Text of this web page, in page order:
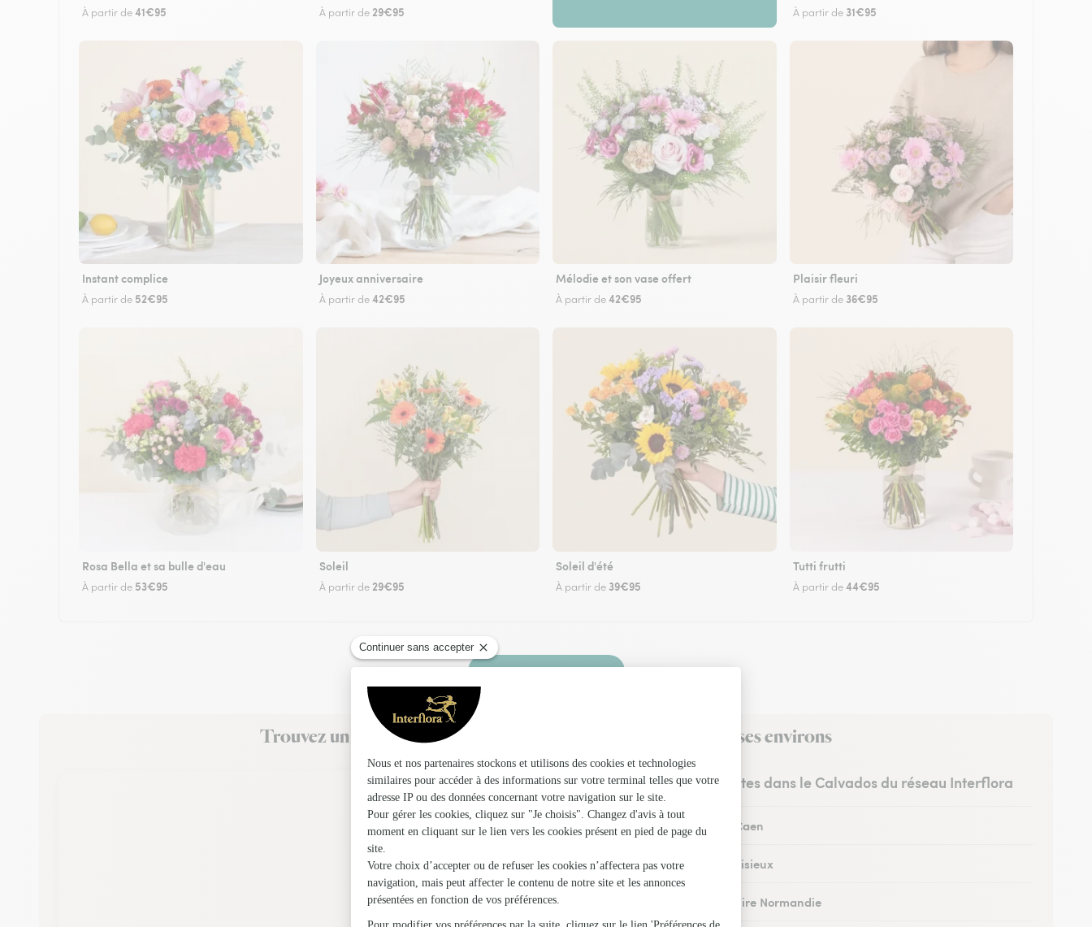
À partir de41€95 À partir de 29€95 À partir de 31€95
Instant complice
À partir de 52€95
Joyeux anniversaire
À partir de42€95
Mélodie et son vase offert
À partir de42€95
Plaisir fleuri
À partir de 36€95
Rosa Bella et sa bulle d'eau
À partir de 53€95
Soleil
À partir de 29€95
Soleil d'été
À partir de 39€95
Tutti frutti
À partir de44€95
Faire livrer des fleurs
Trouvez un fleuriste Interflora à Formigny La Bataille et dans ses environs
Les fleuristes dans le Calvados du réseau Interflora
Fleuristes à Caen
Fleuristes à Lisieux
Fleuristes à Vire Normandie